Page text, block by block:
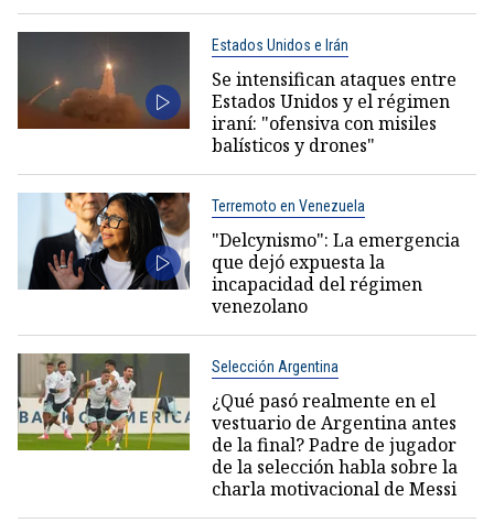
Estados Unidos e Irán
Se intensifican ataques entre
Estados Unidos y el régimen
iraní: "ofensiva con misiles
balísticos y drones"
Terremoto en Venezuela
"Delcynismo": La emergencia
que dejó expuesta la
incapacidad del régimen
venezolano
Selección Argentina
¿Qué pasó realmente en el
vestuario de Argentina antes
de la final? Padre de jugador
de la selección habla sobre la
charla motivacional de Messi